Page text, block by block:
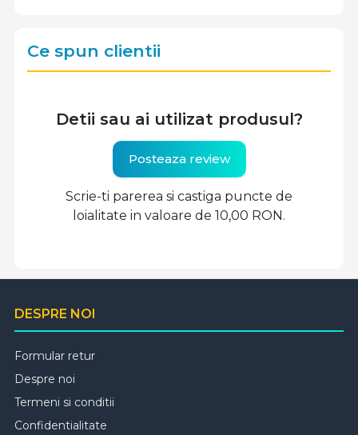
Ce spun clientii
Detii sau ai utilizat produsul?
Posteaza review
Scrie-ti parerea si castiga puncte de
loialitate in valoare de 10,00 RON.
DESPRE NOI
Formular retur
Despre noi
Termeni si conditii
Confidentialitate